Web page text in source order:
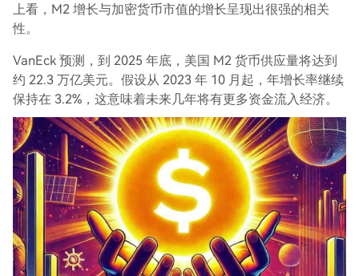
上看，M2 增长与加密货币市值的增长呈现出很强的相关
性。
VanEck 预测，到 2025 年底，美国 M2 货币供应量将达到
约 22.3 万亿美元。假设从 2023 年 10 月起，年增长率继续
保持在 3.2%，这意味着未来几年将有更多资金流入经济。